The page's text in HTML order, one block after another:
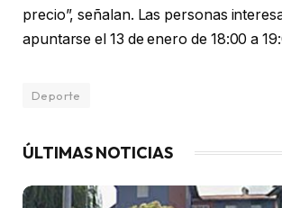
precio”, señalan. Las personas
apuntarse el 13 de enero de 18:00 a
Deporte
ÚLTIMAS NOTICIAS